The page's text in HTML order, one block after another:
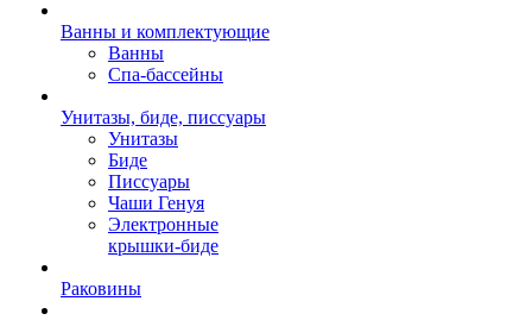
Ванны и комплектующие
Ванны
Спа-бассейны
Унитазы, биде, писсуары
Унитазы
Биде
Писсуары
Чаши Генуя
Электронные
крышки-биде
Раковины